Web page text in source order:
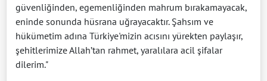
güvenliğinden, egemenliğinden mahrum bırakamayacak,
eninde sonunda hüsrana uğrayacaktır. Şahsım ve
hükümetim adına Türkiye'mizin acısını yürekten paylaşır,
şehitlerimize Allah’tan rahmet, yaralılara acil şifalar
dilerim."